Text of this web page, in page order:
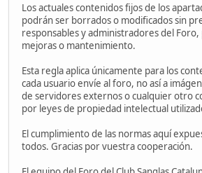
Los actuales contenidos fijos de los
podrán ser borrados o modificados sin
responsables y administradores del Foro,
mejoras o mantenimiento.
Esta regla aplica únicamente para los
cada usuario envíe al foro, no así a
de servidores externos o cualquier otro
por leyes de propiedad intelectual
El cumplimiento de las normas aquí
todos. Gracias por vuestra cooperación.